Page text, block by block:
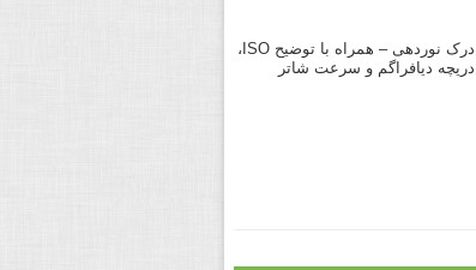
درک نوردهی – همراه با توضیح ISO،
دریچه دیافراگم و سرعت شاتر